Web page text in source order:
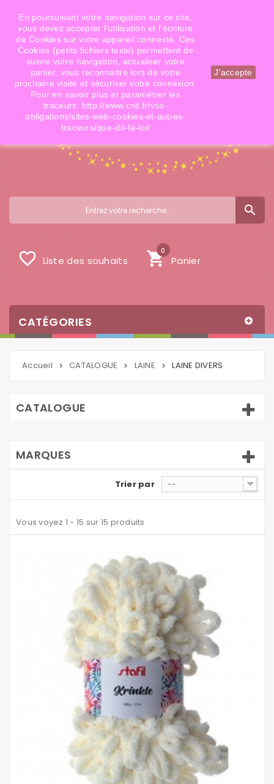
Téléphone: 06 09 14 02 79 Email: info@doigtsdefees.com
Mon compte
search
shopping_cart Panier
0
favorite_border Liste des souhaits
CATÉGORIES
Accueil > CATALOGUE > LAINE > LAINE DIVERS
CATALOGUE
MARQUES
Trier par --
Vous voyez 1 - 15 sur 15 produits
En poursuivant votre navigation sur ce site,
vous devez accepter l’utilisation et l'écriture
de Cookies sur votre appareil connecté. Ces
Cookies (petits fichiers texte) permettent de
suivre votre navigation, actualiser votre
panier, vous reconnaitre lors de votre
prochaine visite et sécuriser votre connexion.
Pour en savoir plus et paramétrer les
traceurs: http://www.cnil.fr/vos-
obligations/sites-web-cookies-et-autres-
traceurs/que-dit-la-loi/
J'accepte